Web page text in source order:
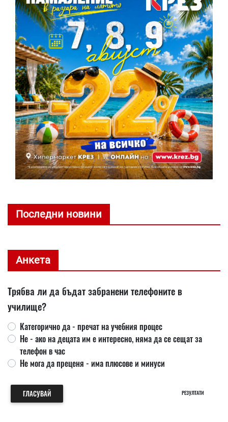
Последни новини
Анкета
Трябва ли да бъдат забранени телефоните в
училище?
Категорично да - пречат на учебния процес
Не - ако на децата им е интересно, няма да се сещат за
телефон в час
Не мога да преценя - има плюсове и минуси
ГЛАСУВАЙ РЕЗУЛТАТИ